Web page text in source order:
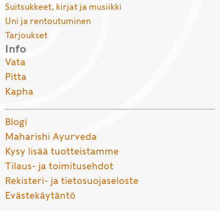
Suitsukkeet, kirjat ja musiikki
Uni ja rentoutuminen
Tarjoukset
Info
Vata
Pitta
Kapha
Blogi
Maharishi Ayurveda
Kysy lisää tuotteistamme
Tilaus- ja toimitusehdot
Rekisteri- ja tietosuojaseloste
Evästekäytäntö